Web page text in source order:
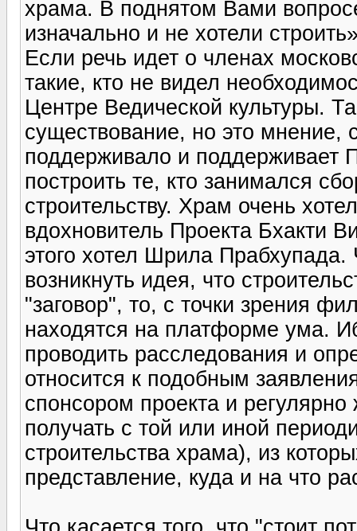
храма. В поднятом Вами
изначально и не хотели
Если речь идет о членах
такие, кто не видел
Центре Ведической культуры.
существование, но это мнение,
поддерживало и поддерживает
построить те, кто занимался
строительству. Храм очень
вдохновитель Проекта Бхакти
этого хотел Шрила Прабхупада.
возникнуть идея, что
"заговор", то, с точки зрения
находятся на платформе ума.
проводить расследования и
относится к подобным
спонсором проекта и
получать с той или иной
строительства храма), из
представление, куда и на что